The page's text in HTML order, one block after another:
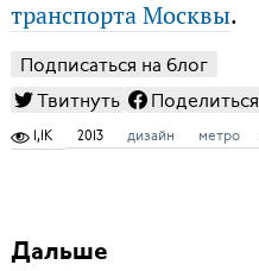
транспорта Москвы.
Подписаться на блог
Твитнуть
Поделиться
1,1K 2013 дизайн метро
Дальше